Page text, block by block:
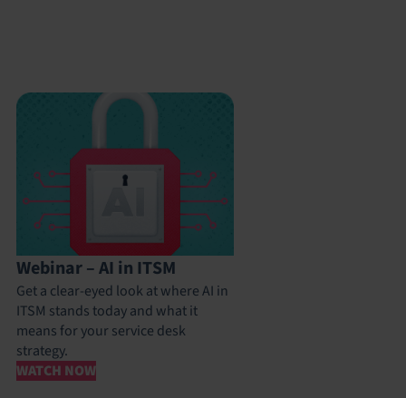
Webinar – AI in ITSM
Get a clear-eyed look at where AI in
ITSM stands today and what it
means for your service desk
strategy.
WATCH NOW